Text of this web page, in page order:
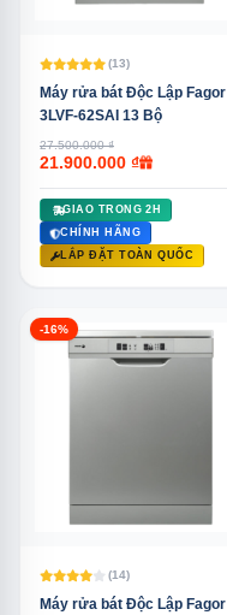
(13)
Máy rửa bát Độc Lập Fagor
3LVF-62SAI 13 Bộ
27.500.000 ₫
21.900.000 ₫
GIAO TRONG 2H
CHÍNH HÃNG
LẮP ĐẶT TOÀN QUỐC
-16%
(14)
Máy rửa bát Độc Lập Fagor